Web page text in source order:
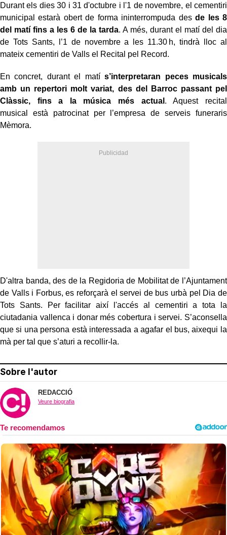
Durant els dies 30 i 31 d'octubre i l'1 de novembre, el cementiri
municipal estarà obert de forma ininterrompuda desde les 8
del matí fins a les 6 de la tarda. A més, durant el matí del dia
de Tots Sants, l’1 de novembre a les 11.30 h, tindrà lloc al
mateix cementiri de Valls el Recital pel Record.
En concret, durant el matís’interpretaran peces musicals
amb un repertori molt variat, des del Barroc passant pel
Clàssic, fins a la música més actual . Aquest recital
musical
està patrocinat per l’empresa de serveis funeraris
Mèmora.
D'altra banda, des de la Regidoria de Mobilitat de l’Ajuntament
de Valls i Forbus, es reforçarà el servei de bus urbà pel Dia de
Tots Sants. Per facilitar així l'accés al cementiri a tota la
ciutadania vallenca i donar més cobertura i servei. S’aconsella
que si una persona està interessada a agafar el bus, aixequi la
mà per tal que s’aturi a recollir-la.
Sobre l'autor
REDACCIÓ
Veure biografia